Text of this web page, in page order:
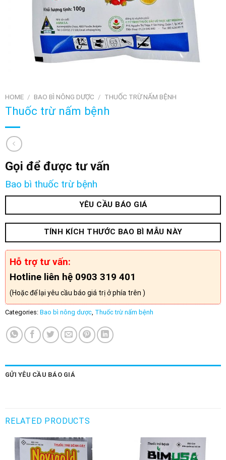
HOME / BAO BÌ NÔNG DƯỢC / THUỐC TRỪ NẤM BỆNH
Thuốc trừ nấm bệnh
Gọi để được tư vấn
Bao bì thuốc trừ bệnh
YÊU CẦU BÁO GIÁ
TÍNH KÍCH THƯỚC BAO BÌ MẪU NÀY
Hỗ trợ tư vấn:
Hotline liên hệ 0903 319 401
(Hoặc để lại yêu cầu báo giá trị ở phía trên )
Categories: Bao bì nông dược, Thuốc trừ nấm bệnh
GỬI YÊU CẦU BÁO GIÁ
RELATED PRODUCTS